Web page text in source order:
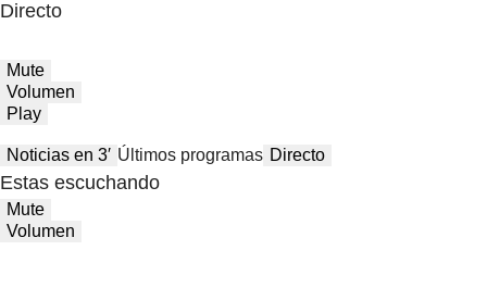
Directo
Mute
Volumen
Play
Noticias en 3′ Últimos programas Directo
Estas escuchando
Mute
Volumen